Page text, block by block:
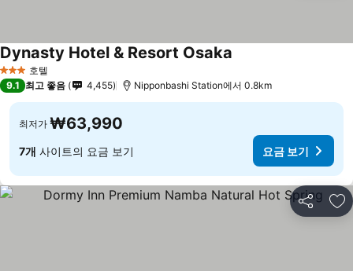
3 성급 호텔
Dynasty Hotel & Resort Osaka
9.1 최고 좋음 4,455 Nipponbashi Station에서 0.8km
최저가 ₩63,990
7개 사이트의 요금 보기 요금 보기
공유 즐